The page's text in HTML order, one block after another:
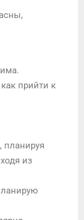
прийти к
планируя
из